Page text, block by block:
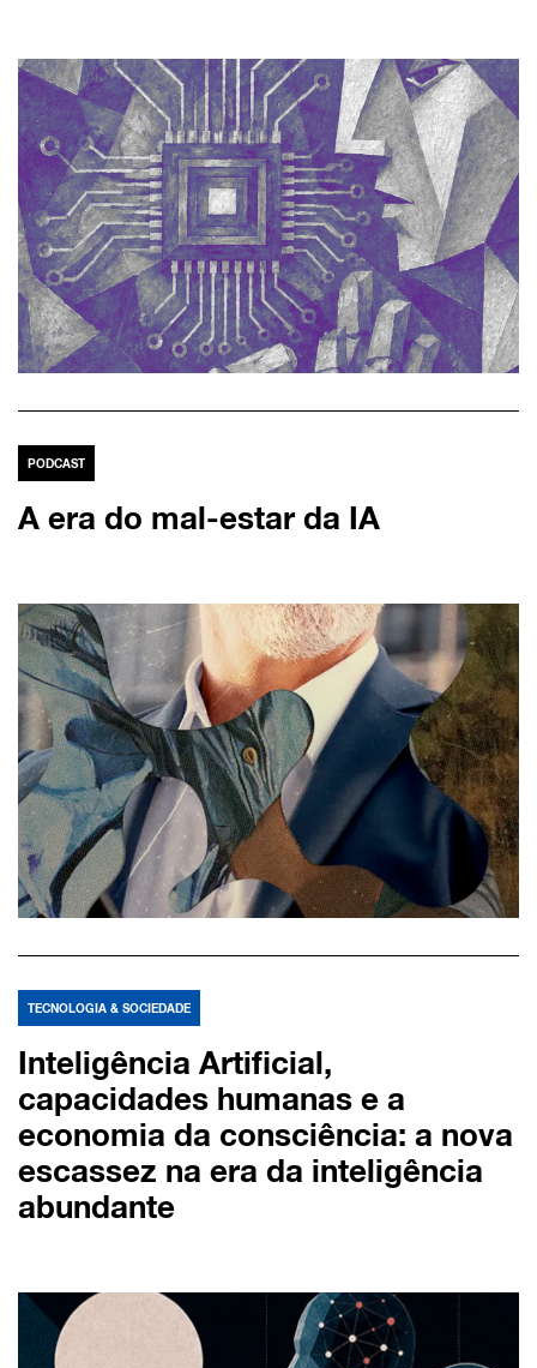
PODCAST
A era do mal-estar da IA
TECNOLOGIA & SOCIEDADE
Inteligência Artificial,
capacidades humanas e a
economia da consciência: a nova
escassez na era da inteligência
abundante